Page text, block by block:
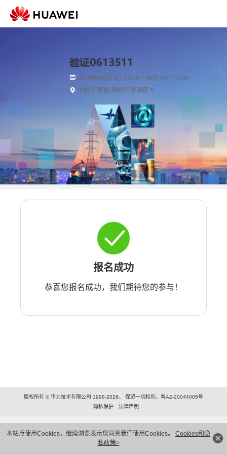
本站点使用Cookies，继续浏览表示您同意我们使用Cookies。 Cookies和隐
私政策>
报名成功
恭喜您报名成功，我们期待您的参与！
版权所有 © 华为技术有限公司 1998-2026。 保留一切权利。粤A2-20044005号
隐私保护
法律声明